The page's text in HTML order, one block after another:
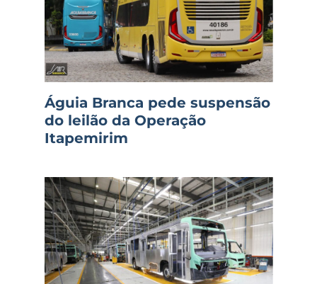
Águia Branca pede suspensão
do leilão da Operação
Itapemirim